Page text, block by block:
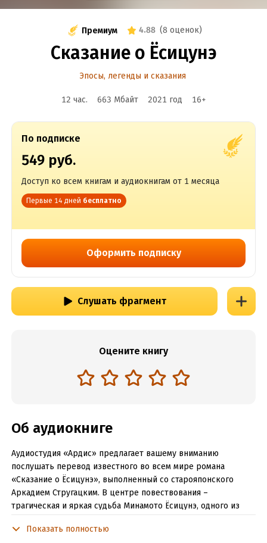
Премиум 4.88 (8 оценок)
Сказание о Ёсицунэ
Эпосы, легенды и сказания
12 час. 663 Мбайт 2021 год 16+
По подписке
549 руб.
Доступ ко всем книгам и аудиокнигам от 1 месяца
Первые 14 дней бесплатно
Оформить подписку
Слушать фрагмент
Оцените книгу
Об аудиокниге
Аудиостудия «Ардис» предлагает вашему вниманию
послушать перевод известного во всем мире романа
«Сказание о Ёсицунэ», выполненный со старояпонского
Аркадием Стругацким. В центре повествования –
трагическая и яркая судьба Минамото Ёсицунэ, одного из
годах XII века.
Показать полностью